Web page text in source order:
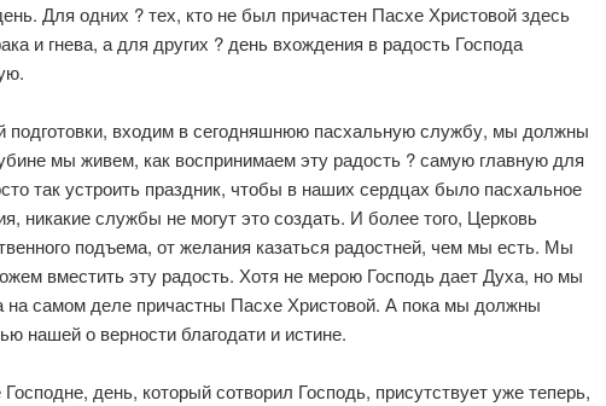
Для одних ? тех, кто не был причастен Пасхе Христовой здесь
и гнева, а для других ? день вхождения в радость Господа
подготовки, входим в сегодняшнюю пасхальную службу, мы должны
мы живем, как воспринимаем эту радость ? самую главную для
так устроить праздник, чтобы в наших сердцах было пасхальное
никакие службы не могут это создать. И более того, Церковь
подъема, от желания казаться радостней, чем мы есть. Мы
вместить эту радость. Хотя не мерою Господь дает Духа, но мы
на самом деле причастны Пасхе Христовой. А пока мы должны
нашей о верности благодати и истине.
день, который сотворил Господь, присутствует уже теперь,